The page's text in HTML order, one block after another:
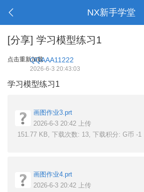
NX新手学堂
[分享] 学习模型练习1
点击重新加载QQAAA11222
2026-6-3 20:43:03
学习模型练习1
画图作业3.prt
2026-6-3 20:42 上传
151.77 KB, 下载次数: 13, 下载积分: G币 -1
画图作业4.prt
2026-6-3 20:42 上传